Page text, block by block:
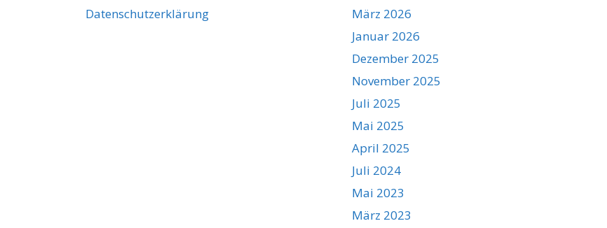
Datenschutzerklärung
März 2026
Januar 2026
Dezember 2025
November 2025
Juli 2025
Mai 2025
April 2025
Juli 2024
Mai 2023
März 2023